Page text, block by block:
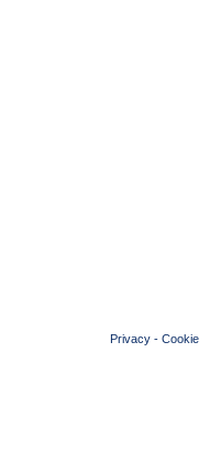
Privacy - Cookie